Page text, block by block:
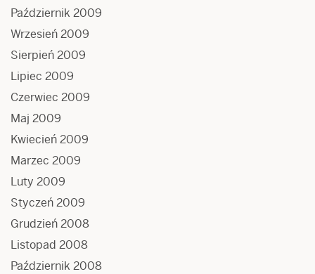
Październik 2009
Wrzesień 2009
Sierpień 2009
Lipiec 2009
Czerwiec 2009
Maj 2009
Kwiecień 2009
Marzec 2009
Luty 2009
Styczeń 2009
Grudzień 2008
Listopad 2008
Październik 2008